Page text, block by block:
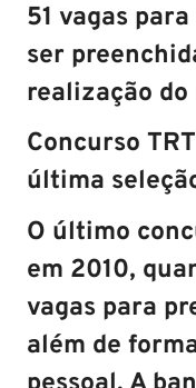
51 vagas para
ser
realização
Concurso
última
O último
em 2010,
vagas para
além de